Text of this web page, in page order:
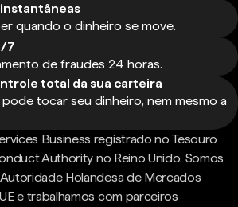
quando o dinheiro se move.
7
de fraudes 24 horas.
total da sua carteira
pode tocar seu dinheiro, nem mesmo a
Business registrado no Tesouro
Authority no Reino Unido. Somos
Holandesa de Mercados
e trabalhamos com parceiros